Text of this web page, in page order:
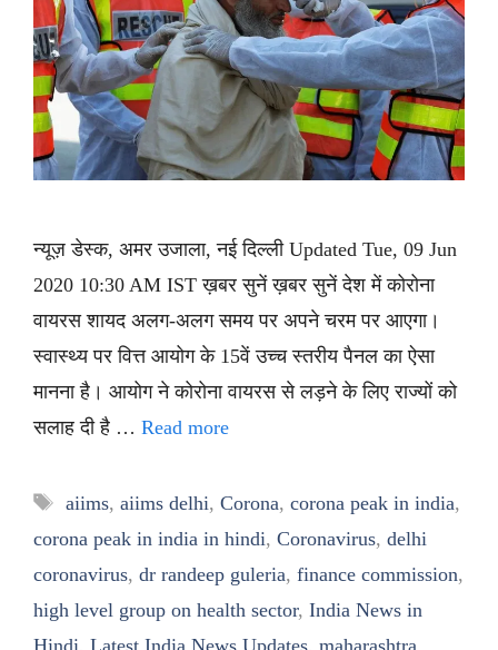
न्यूज़ डेस्क, अमर उजाला, नई दिल्ली Updated Tue, 09 Jun
2020 10:30 AM IST ख़बर सुनें ख़बर सुनें देश में कोरोना
वायरस शायद अलग-अलग समय पर अपने चरम पर आएगा।
स्वास्थ्य पर वित्त आयोग के 15वें उच्च स्तरीय पैनल का ऐसा
मानना है। आयोग ने कोरोना वायरस से लड़ने के लिए राज्यों को
सलाह दी है … Read more
Tags
aiims, aiims delhi, Corona, corona peak in india,
corona peak in india in hindi, Coronavirus, delhi
coronavirus, dr randeep guleria, finance commission,
high level group on health sector, India News in